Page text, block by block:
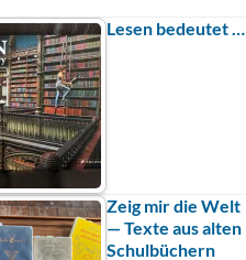
Lesen bedeutet …
Zeig mir die Welt
— Texte aus alten
Schulbüchern